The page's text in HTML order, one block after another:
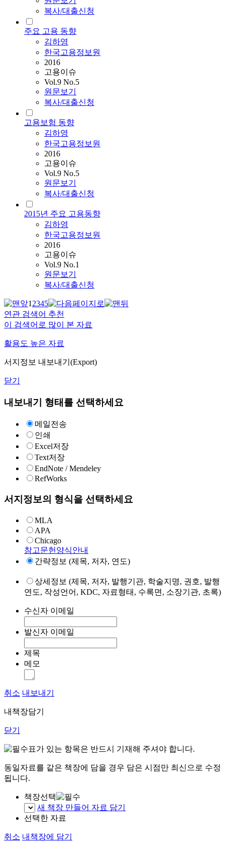
복사/대출신청
주요 고용 동향
김하영
한국고용정보원
2016
고용이슈
Vol.9 No.5
원문보기
복사/대출신청
고용보험 동향
김하영
한국고용정보원
2016
고용이슈
Vol.9 No.5
원문보기
복사/대출신청
2015년 주요 고용동향
김하영
한국고용정보원
2016
고용이슈
Vol.9 No.1
원문보기
복사/대출신청
12345
연관 검색어 추천
이 검색어로 많이 본 자료
활용도 높은 자료
서지정보 내보내기(Export)
닫기
내보내기 형태를 선택하세요
메일전송
인쇄
Excel저장
Text저장
EndNote / Mendeley
RefWorks
서지정보의 형식을 선택하세요
MLA
APA
Chicago
참고문헌양식안내
간략정보 (제목, 저자, 연도)
상세정보 (제목, 저자, 발행기관, 학술지명, 권호, 발행
연도, 작성언어, KDC, 자료형태, 수록면, 소장기관, 초록)
수신자 이메일
발신자 이메일
제목
메모
취소 내보내기
내책장담기
닫기
표가 있는 항목은 반드시 기재해 주셔야 합니다.
동일자료를 같은 책장에 담을 경우 담은 시점만 최신으로 수정
됩니다.
책장선택
새 책장 만들어 자료 담기
선택한 자료
취소 내책장에 담기